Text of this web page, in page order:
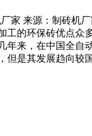
家 来源：制砖机厂
工的环保砖优点
年来，在中国全
是其发展趋向较